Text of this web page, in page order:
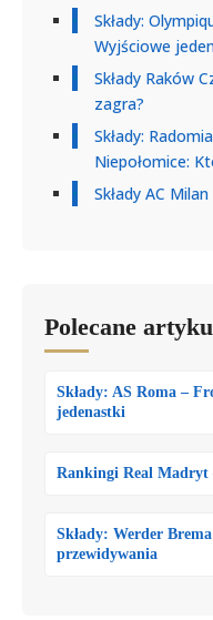
Składy:
Wyjściowe
Składy Raków
zagra?
Składy:
Niepołomice:
Składy AC
Polecane
Składy: AS Roma –
jedenastki
Rankingi Real Madryt
Składy: Werder
przewidywania